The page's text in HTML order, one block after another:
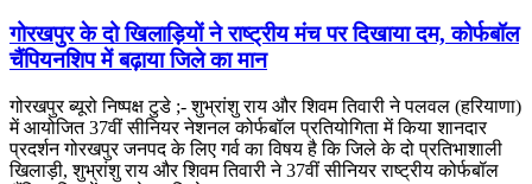
गोरखपुर के दो खिलाड़ियों ने राष्ट्रीय मंच पर दिखाया दम, कोर्फबॉल
चैंपियनशिप में बढ़ाया जिले का मान
गोरखपुर ब्यूरो निष्पक्ष टुडे ;- शुभ्रांशु राय और शिवम तिवारी ने पलवल (हरियाणा)
में आयोजित 37वीं सीनियर नेशनल कोर्फबॉल प्रतियोगिता में किया शानदार
प्रदर्शन गोरखपुर जनपद के लिए गर्व का विषय है कि जिले के दो प्रतिभाशाली
खिलाड़ी, शुभ्रांशु राय और शिवम तिवारी ने 37वीं सीनियर राष्ट्रीय कोर्फबॉल